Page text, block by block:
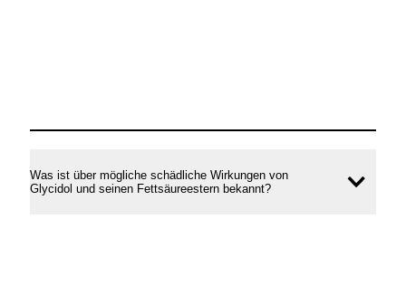
Was ist über mögliche schädliche Wirkungen von
Glycidol und seinen Fettsäureestern bekannt?